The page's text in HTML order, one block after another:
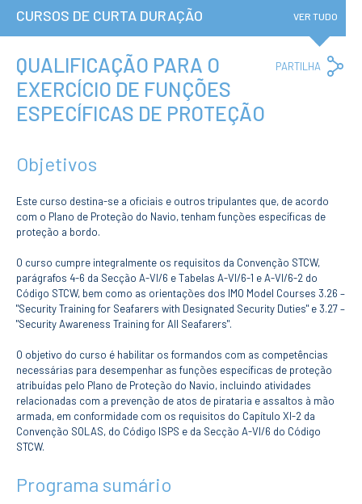
A3ES
Política de
Avaliação e
Qualidade
Identidade de
Marca
Recrutamento
Canal de Denúncia
Campus
Agenda
Centenário ENIDH
Reconhecimento
de Habilitações
Estrangeiras
CURSOS
Mestrados
Licenciaturas
Cursos TeSP
Cursos de Curta
CANDIDATURAS
CURSOS DE CURTA DURAÇÃO VER TUDO
QUALIFICAÇÃO PARA O
EXERCÍCIO DE FUNÇÕES
ESPECÍFICAS DE PROTEÇÃO
PARTILHA
Objetivos
Este curso destina-se a oficiais e outros tripulantes que, de acordo
com o Plano de Proteção do Navio, tenham funções específicas de
proteção a bordo.
O curso cumpre integralmente os requisitos da Convenção STCW,
parágrafos 4-6 da Secção A-VI/6 e Tabelas A-VI/6-1 e A-VI/6-2 do
Código STCW, bem como as orientações dos IMO Model Courses 3.26 –
"Security Training for Seafarers with Designated Security Duties" e 3.27 –
"Security Awareness Training for All Seafarers".
O objetivo do curso é habilitar os formandos com as competências
necessárias para desempenhar as funções específicas de proteção
atribuídas pelo Plano de Proteção do Navio, incluindo atividades
relacionadas com a prevenção de atos de pirataria e assaltos à mão
armada, em conformidade com os requisitos do Capítulo XI-2 da
Convenção SOLAS, do Código ISPS e da Secção A-VI/6 do Código
STCW.
Programa sumário